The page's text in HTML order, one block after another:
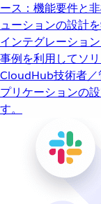
ース：機能要件と
ューションの設計を
インテグレーショ
事例を利用してソ
CloudHub技術者
プリケーションの
す。